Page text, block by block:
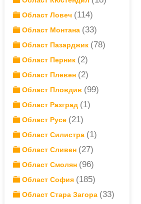
Област Ловеч (114)
Област Монтана (33)
Област Пазарджик (78)
Област Перник (2)
Област Плевен (2)
Област Пловдив (99)
Област Разград (1)
Област Русе (21)
Област Силистра (1)
Област Сливен (27)
Област Смолян (96)
Област София (185)
Област Стара Загора (33)